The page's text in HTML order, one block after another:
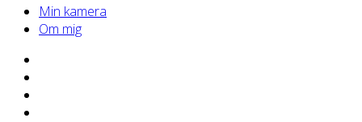
Min kamera
Om mig